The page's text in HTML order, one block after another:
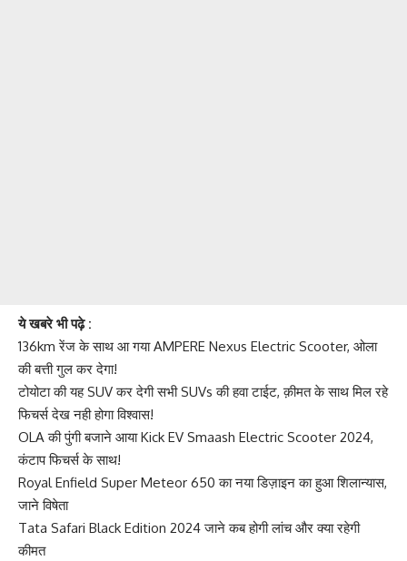
ये खबरे भी पढ़े :
136km रेंज के साथ आ गया AMPERE Nexus Electric Scooter, ओला
की बत्ती गुल कर देगा!
टोयोटा की यह SUV कर देगी सभी SUVs की हवा टाईट, क़ीमत के साथ मिल रहे
फिचर्स देख नही होगा विश्वास!
OLA की पुंगी बजाने आया Kick EV Smaash Electric Scooter 2024,
कंटाप फिचर्स के साथ!
Royal Enfield Super Meteor 650 का नया डिज़ाइन का हुआ शिलान्यास,
जाने विषेता
Tata Safari Black Edition 2024 जाने कब होगी लांच और क्या रहेगी
कीमत